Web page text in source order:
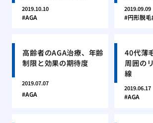
2019.10.10
AGA
2019.09.09
円形脱毛
高齢者のAGA治療、年齢
制限と効果の期待度
2019.07.07
AGA
40代薄
周囲の
線
2019.06.17
AGA